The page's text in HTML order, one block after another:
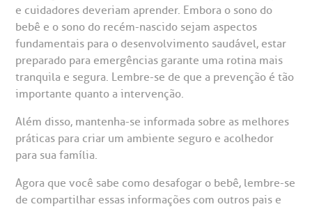
e cuidadores deveriam aprender. Embora o sono do
bebê e o sono do recém-nascido sejam aspectos
fundamentais para o desenvolvimento saudável, estar
preparado para emergências garante uma rotina mais
tranquila e segura. Lembre-se de que a prevenção é tão
importante quanto a intervenção.
Além disso, mantenha-se informada sobre as melhores
práticas para criar um ambiente seguro e acolhedor
para sua família.
Agora que você sabe como desafogar o bebê, lembre-se
de compartilhar essas informações com outros pais e